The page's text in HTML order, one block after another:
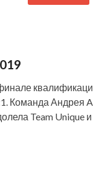
Команда Андрея
Team Unique и